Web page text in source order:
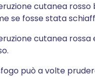
cutanea
se fosse stata
cutanea
può a volte